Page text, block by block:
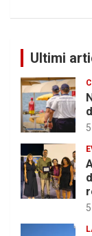
Ultimi